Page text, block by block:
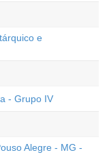
e
- Grupo IV
Alegre - MG -